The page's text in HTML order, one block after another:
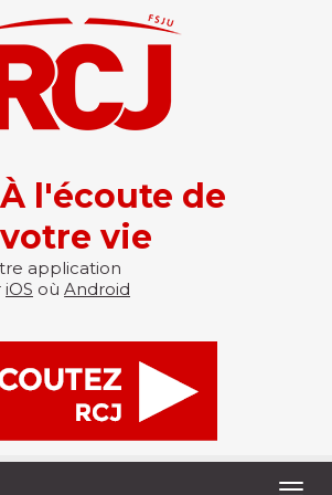
À l'écoute de
votre vie
application
iOS où Android